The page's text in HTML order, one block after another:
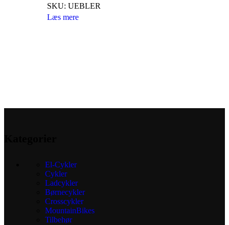
SKU: UEBLER
Læs mere
El-Cykler
Cykler
Ladcykler
Børnecykler
Crosscykler
MountainBikes
Tilbehør